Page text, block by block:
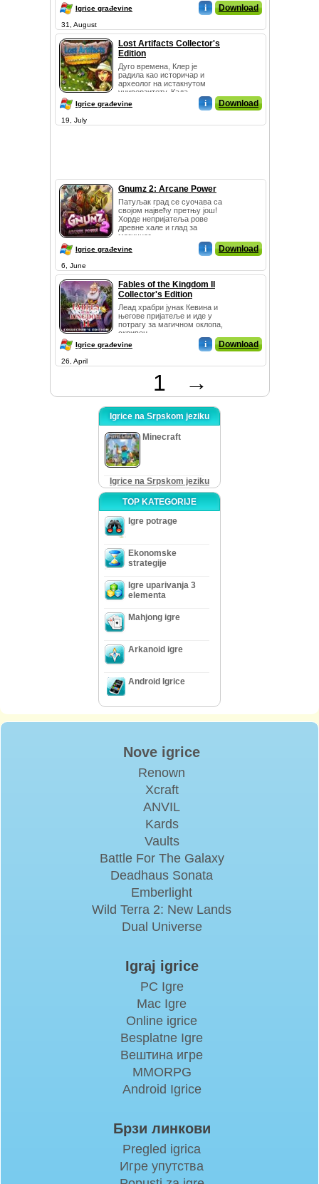
Igrice građevine i Download
31, August
Lost Artifacts Collector's
Edition
Дуго времена, Клер је
радила као историчар и
археолог на истакнутом
универзитету. Када ...
Igrice građevine i Download
19, July
Gnumz 2: Arcane Power
Патуљак град се суочава са
својом највећу претњу још!
Хорде непријатеља рове
древне хале и глад за
магичног...
Igrice građevine i Download
6, June
Fables of the Kingdom II
Collector's Edition
Леад храбри јунак Кевина и
његове пријатеље и иде у
потрагу за магичном оклопа,
скривен...
Igrice građevine i Download
26, April
1 →
Igrice na Srpskom jeziku
Minecraft
Igrice na Srpskom jeziku
TOP KATEGORIJE
Igre potrage
Ekonomske
strategije
Igre uparivanja 3
elementa
Mahjong igre
Arkanoid igre
Android Igrice
Nove igrice
Renown
Xcraft
ANVIL
Kards
Vaults
Battle For The Galaxy
Deadhaus Sonata
Emberlight
Wild Terra 2: New Lands
Dual Universe
Igraj igrice
PC Igre
Mac Igre
Online igrice
Besplatne Igre
Вештина игре
MMORPG
Android Igrice
Брзи линкови
Pregled igrica
Игре упутства